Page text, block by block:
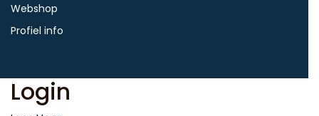
Webshop
Profiel info
Login